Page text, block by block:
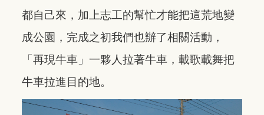
都自己來，加上志工的幫忙才能把這荒地變
成公園，完成之初我們也辦了相關活動，
「再現牛車」一夥人拉著牛車，載歌載舞把
牛車拉進目的地。